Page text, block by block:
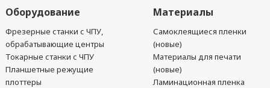
Оборудование
Фрезерные станки с ЧПУ,
обрабатывающие центры
Токарные станки с ЧПУ
Планшетные режущие
плоттеры
Материалы
Самоклеящиеся пленки
(новые)
Материалы для печати
(новые)
Ламинационная пленка